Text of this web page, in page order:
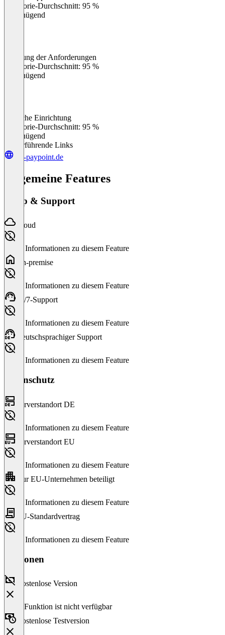
Kategorie-Durchschnitt: 95 %
Ungenügend
Erfüllung der Anforderungen
Kategorie-Durchschnitt: 95 %
Ungenügend
Einfache Einrichtung
Kategorie-Durchschnitt: 95 %
Ungenügend
Weiterführende Links
get-paypoint.de
Allgemeine Features
Setup & Support
Cloud
Keine Informationen zu diesem Feature
On-premise
Keine Informationen zu diesem Feature
24/7-Support
Keine Informationen zu diesem Feature
Deutschsprachiger Support
Keine Informationen zu diesem Feature
Datenschutz
Serverstandort DE
Keine Informationen zu diesem Feature
Serverstandort EU
Keine Informationen zu diesem Feature
Nur EU-Unternehmen beteiligt
Keine Informationen zu diesem Feature
EU-Standardvertrag
Keine Informationen zu diesem Feature
Versionen
Kostenlose Version
Diese Funktion ist nicht verfügbar
Kostenlose Testversion